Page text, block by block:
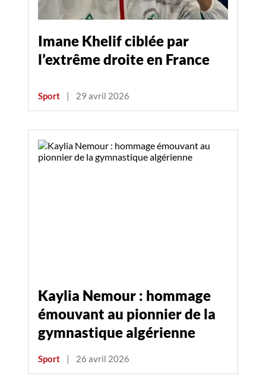
Imane Khelif ciblée par
l’extrême droite en France
Sport | 29 avril 2026
Kaylia Nemour : hommage
émouvant au pionnier de la
gymnastique algérienne
Sport | 26 avril 2026